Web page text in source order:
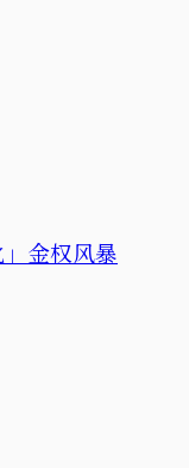
金权风暴